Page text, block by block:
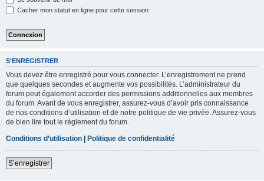
Cacher mon statut en ligne pour cette session
S’ENREGISTRER
Vous devez être enregistré pour vous connecter. L’enregistrement ne prend
que quelques secondes et augmente vos possibilités. L’administrateur du
forum peut également accorder des permissions additionnelles aux membres
du forum. Avant de vous enregistrer, assurez-vous d’avoir pris connaissance
de nos conditions d’utilisation et de notre politique de vie privée. Assurez-vous
de bien lire tout le règlement du forum.
Conditions d’utilisation | Politique de confidentialité
S’enregistrer